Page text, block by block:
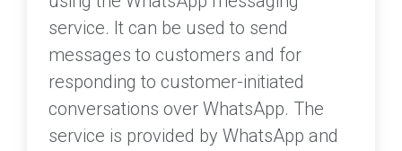
service. It can be used to send
messages to customers and for
responding to customer-initiated
conversations over WhatsApp. The
service is provided by WhatsApp and